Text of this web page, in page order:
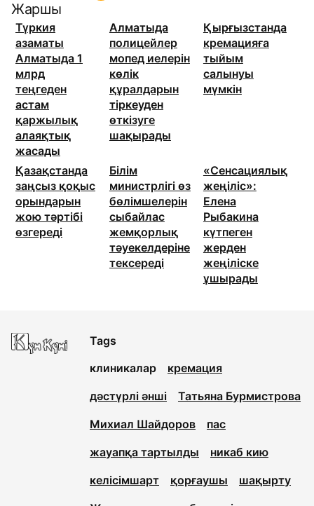
Жаршы
Түркия
азаматы
Алматыда 1
млрд
теңгеден
астам
қаржылық
алаяқтық
жасады
Алматыда
полицейлер
мопед иелерін
көлік
құралдарын
тіркеуден
өткізуге
шақырады
Қырғызстанда
кремацияға
тыйым
салынуы
мүмкін
Қазақстанда
заңсыз қоқыс
орындарын
жою тәртібі
өзгереді
Білім
министрлігі өз
бөлімшелерін
сыбайлас
жемқорлық
тәуекелдеріне
тексереді
«Сенсациялық
жеңіліс»:
Елена
Рыбакина
күтпеген
жерден
жеңіліске
ұшырады
Tags
клиникалар
кремация
дәстүрлі әнші
Татьяна Бурмистрова
Михиал Шайдоров
пас
жауапқа тартылды
никаб кию
келісімшарт
қорғаушы
шақырту